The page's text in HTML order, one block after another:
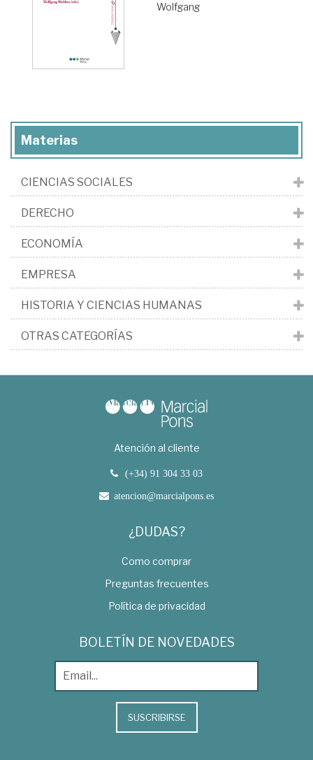
Wolfgang
Materias
CIENCIAS SOCIALES
DERECHO
ECONOMÍA
EMPRESA
HISTORIA Y CIENCIAS HUMANAS
OTRAS CATEGORÍAS
Atención al cliente
(+34) 91 304 33 03
atencion@marcialpons.es
¿DUDAS?
Como comprar
Preguntas frecuentes
Política de privacidad
BOLETÍN DE NOVEDADES
SUSCRIBIRSE